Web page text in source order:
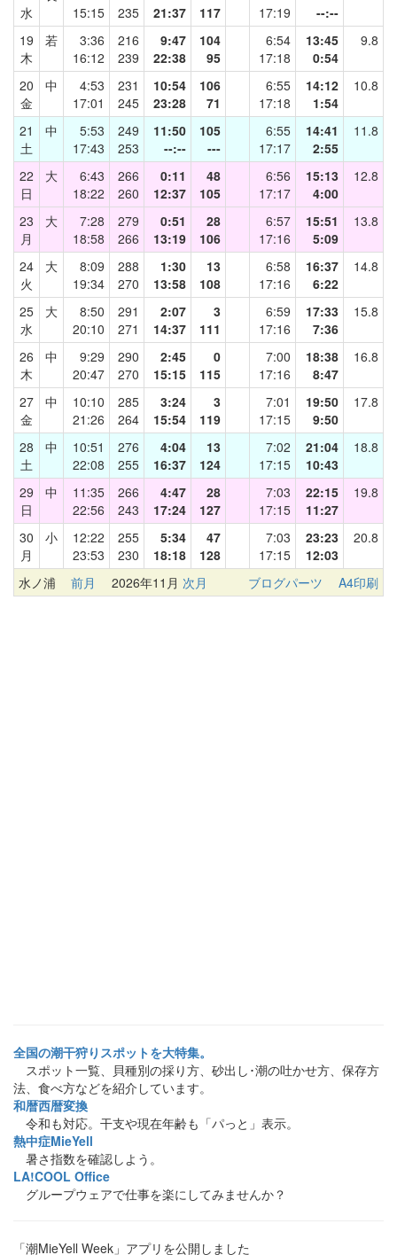
水
15:15
235
21:37
117
17:19
--:--
19
木
若
3:36
16:12
216
239
9:47
22:38
104
95
6:54
17:18
13:45
0:54
9.8
20
金
中
4:53
17:01
231
245
10:54
23:28
106
71
6:55
17:18
14:12
1:54
10.8
21
土
中
5:53
17:43
249
253
11:50
--:--
105
---
6:55
17:17
14:41
2:55
11.8
22
日
大
6:43
18:22
266
260
0:11
12:37
48
105
6:56
17:17
15:13
4:00
12.8
23
月
大
7:28
18:58
279
266
0:51
13:19
28
106
6:57
17:16
15:51
5:09
13.8
24
火
大
8:09
19:34
288
270
1:30
13:58
13
108
6:58
17:16
16:37
6:22
14.8
25
水
大
8:50
20:10
291
271
2:07
14:37
3
111
6:59
17:16
17:33
7:36
15.8
26
木
中
9:29
20:47
290
270
2:45
15:15
0
115
7:00
17:16
18:38
8:47
16.8
27
金
中
10:10
21:26
285
264
3:24
15:54
3
119
7:01
17:15
19:50
9:50
17.8
28
土
中
10:51
22:08
276
255
4:04
16:37
13
124
7:02
17:15
21:04
10:43
18.8
29
日
中
11:35
22:56
266
243
4:47
17:24
28
127
7:03
17:15
22:15
11:27
19.8
30
月
小
12:22
23:53
255
230
5:34
18:18
47
128
7:03
17:15
23:23
12:03
20.8
水ノ浦 前月 2026年11月 次月 ブログパーツ A4印刷
全国の潮干狩りスポットを大特集。
スポット一覧、貝種別の採り方、砂出し･潮の吐かせ方、保存方
法、食べ方などを紹介しています。
和暦西暦変換
令和も対応。干支や現在年齢も「パっと」表示。
熱中症MieYell
暑さ指数を確認しよう。
LA!COOL Office
グループウェアで仕事を楽にしてみませんか？
「潮MieYell Week」アプリを公開しました